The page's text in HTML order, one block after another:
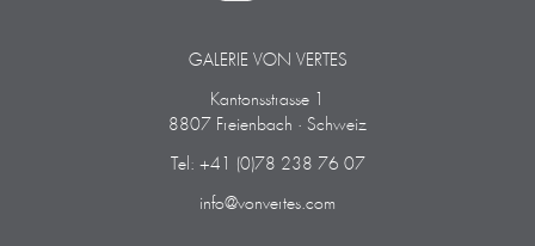
GALERIE VON VERTES
Kantonsstrasse 1
8807 Freienbach · Schweiz
Tel: +41 (0)78 238 76 07
info@vonvertes.com